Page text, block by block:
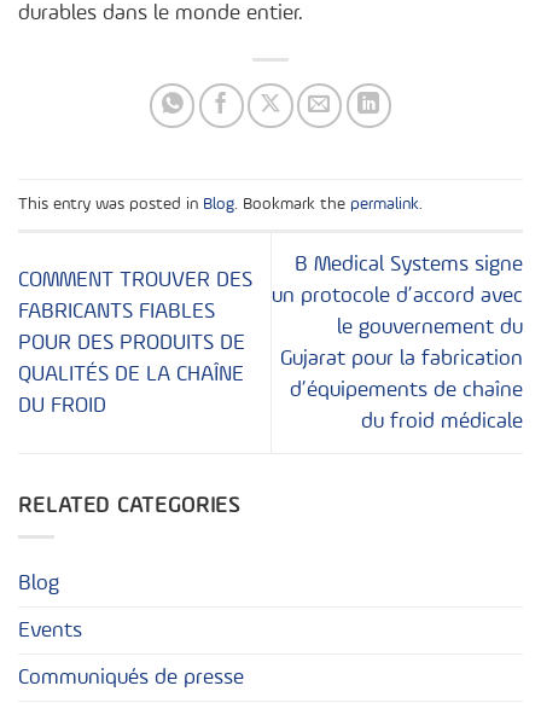
durables dans le monde entier.
This entry was posted in Blog . Bookmark the permalink
COMMENT TROUVER DES
FABRICANTS FIABLES
POUR DES PRODUITS DE
QUALITÉS DE LA CHAÎNE
DU FROID
B Medical Systems signe
un protocole d’accord avec
le gouvernement du
Gujarat pour la fabrication
d’équipements de chaîne
du froid médicale
RELATED CATEGORIES
Blog
Events
Communiqués de presse